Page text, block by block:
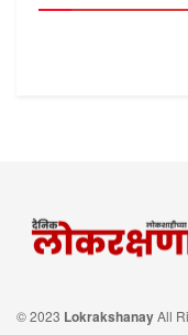
© 2023 LokrakshanayAll